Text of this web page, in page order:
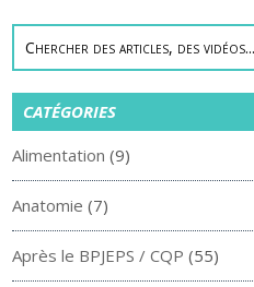
CATÉGORIES
Alimentation (9)
Anatomie (7)
Après le BPJEPS / CQP (55)